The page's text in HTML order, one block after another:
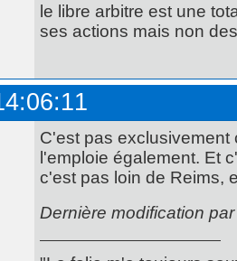
le libre arbitre est une
ses actions mais non
C'est pas
l'emploie également. Et
c'est pas loin de Reims,
Dernière modification